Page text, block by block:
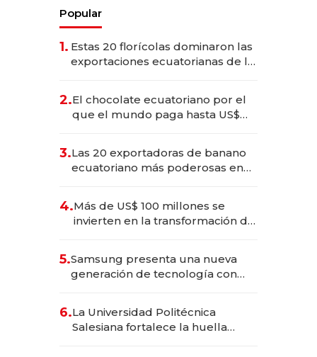
Popular
1. Estas 20 florícolas dominaron las
exportaciones ecuatorianas de la
2.El chocolate ecuatoriano por el
que el mundo paga hasta US$
3.Las 20 exportadoras de banano
ecuatoriano más poderosas en
4.Más de US$ 100 millones se
invierten en la transformación de
5.Samsung presenta una nueva
generación de tecnología con
6.La Universidad Politécnica
Salesiana fortalece la huella